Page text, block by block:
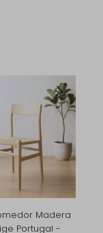
Madera
Portugal -